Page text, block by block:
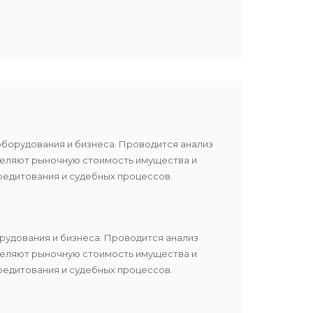
и бизнеса. Проводится анализ
рыночную стоимость имущества и
и судебных процессов.
и бизнеса. Проводится анализ
рыночную стоимость имущества и
и судебных процессов.